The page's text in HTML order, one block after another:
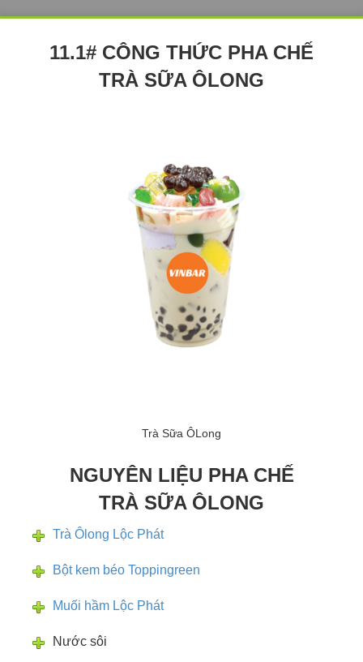
11.1# CÔNG THỨC PHA CHẾ
TRÀ SỮA ÔLONG
Trà Sữa ÔLong
NGUYÊN LIỆU PHA CHẾ
TRÀ SỮA ÔLONG
Trà Ôlong Lộc Phát
Bột kem béo Toppingreen
Muối hầm Lộc Phát
Nước sôi